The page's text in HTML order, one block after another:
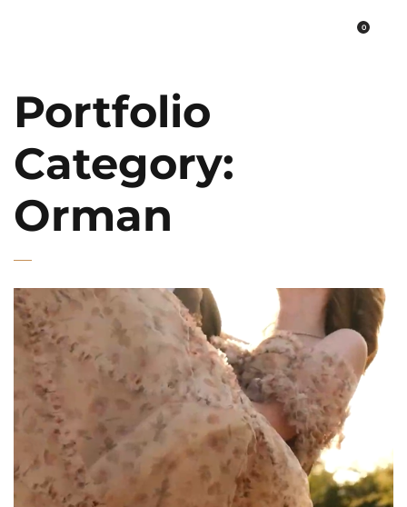
0
Portfolio
Category:
Orman